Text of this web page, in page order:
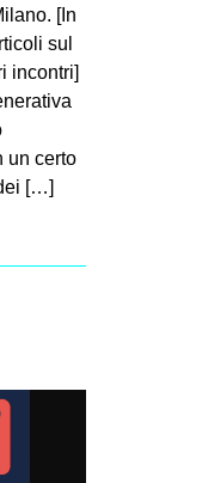
[In
sul
incontri]
un certo
[…]